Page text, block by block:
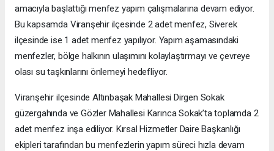
amacıyla başlattığı menfez yapım çalışmalarına devam ediyor.
Bu kapsamda Viranşehir ilçesinde 2 adet menfez, Siverek
ilçesinde ise 1 adet menfez yapılıyor. Yapım aşamasındaki
menfezler, bölge halkının ulaşımını kolaylaştırmayı ve çevreye
olası su taşkınlarını önlemeyi hedefliyor.
Viranşehir ilçesinde Altınbaşak Mahallesi Dirgen Sokak
güzergahında ve Gözler Mahallesi Karınca Sokak’ta toplamda 2
adet menfez inşa ediliyor. Kırsal Hizmetler Daire Başkanlığı
ekipleri tarafından bu menfezlerin yapım süreci hızla devam